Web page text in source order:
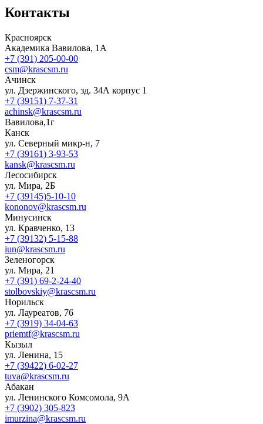
Контакты
Красноярск
Академика Вавилова, 1А
+7 (391) 205-00-00
csm@krascsm.ru
Ачинск
ул. Дзержинского, зд. 34А корпус 1
+7 (39151) 7-37-31
achinsk@krascsm.ru
Вавилова,1г
Канск
ул. Северный микр-н, 7
+7 (39161) 3-93-53
kansk@krascsm.ru
Лесосибирск
ул. Мира, 2Б
+7 (39145)5-10-10
kononov@krascsm.ru
Минусинск
ул. Кравченко, 13
+7 (39132) 5-15-88
iun@krascsm.ru
Зеленогорск
ул. Мира, 21
+7 (391) 69-2-24-40
stolbovskiy@krascsm.ru
Норильск
ул. Лауреатов, 76
+7 (3919) 34-04-63
priemtf@krascsm.ru
Кызыл
ул. Ленина, 15
+7 (39422) 6-02-27
tuva@krascsm.ru
Абакан
ул. Ленинского Комсомола, 9А
+7 (3902) 305-823
imurzina@krascsm.ru